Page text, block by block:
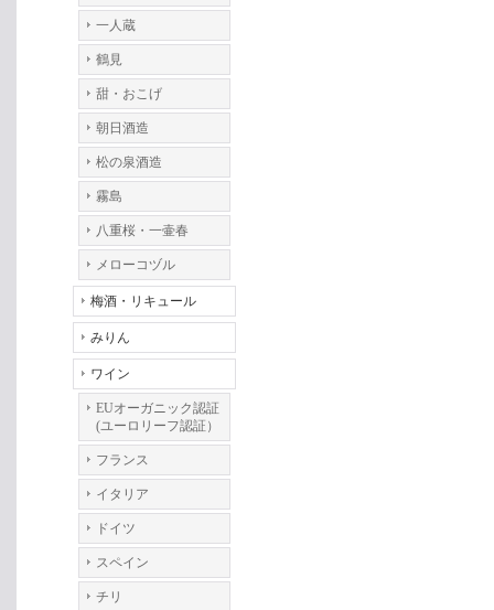
一人蔵
鶴見
甜・おこげ
朝日酒造
松の泉酒造
霧島
八重桜・一壷春
メローコヅル
梅酒・リキュール
みりん
ワイン
EUオーガニック認証
(ユーロリーフ認証）
フランス
イタリア
ドイツ
スペイン
チリ